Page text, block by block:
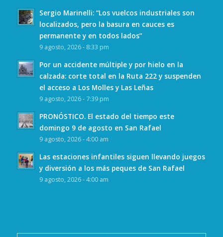
Sergio Marinelli: “Los vuelcos industriales son
localizados, pero la basura en cauces es
permanente y en todos lados”
9 agosto, 2026 - 8:33 pm
Por un accidente múltiple y por hielo en la
calzada: corte total en la Ruta 222 y suspenden
el acceso a Los Molles y Las Leñas
9 agosto, 2026 - 7:39 pm
PRONÓSTICO. El estado del tiempo este
domingo 9 de agosto en San Rafael
9 agosto, 2026 - 4:00 am
Las estaciones infantiles siguen llevando juegos
y diversión a los más peques de San Rafael
9 agosto, 2026 - 4:00 am